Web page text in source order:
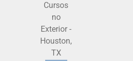
Cursos
no
Exterior -
Houston,
TX